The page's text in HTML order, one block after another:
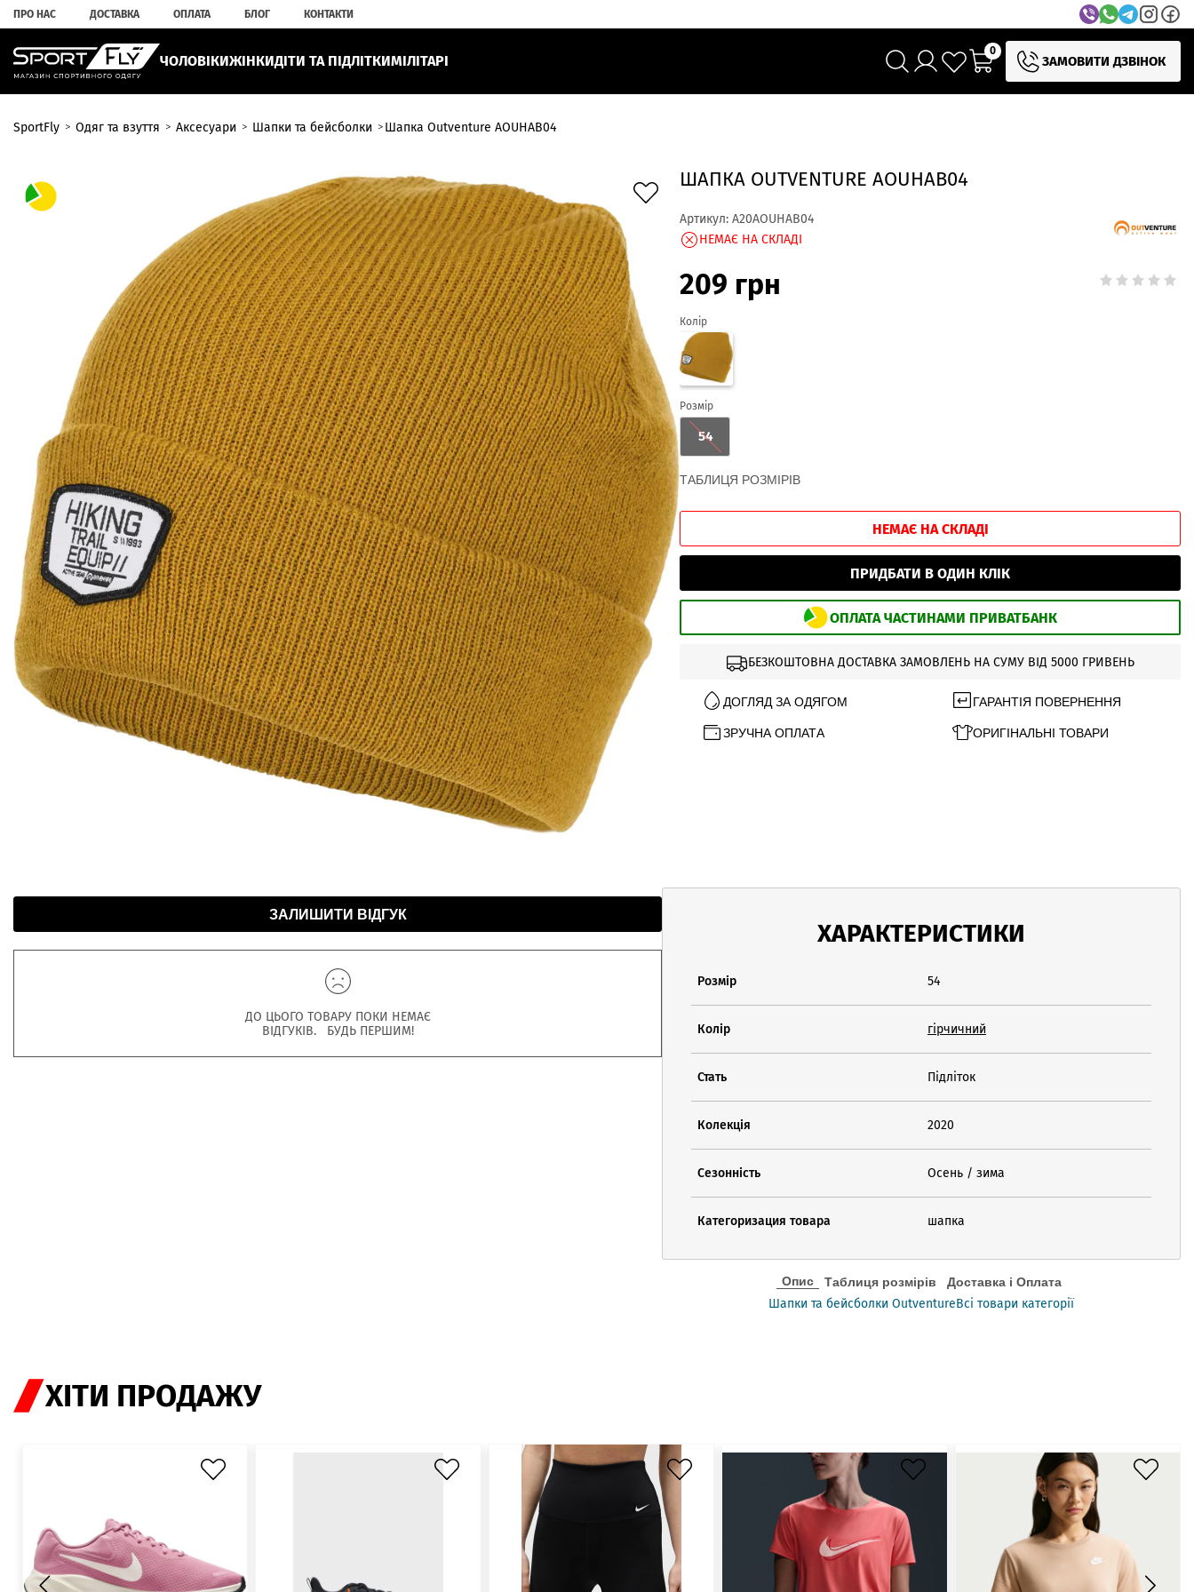
ПРО НАС ДОСТАВКА ОПЛАТА БЛОГ КОНТАКТИ
ЧОЛОВІКИЖІНКИДІТИ ТА ПІДЛІТКИМІЛІТАРІ
0
ЗАМОВИТИ ДЗВІНОК
SportFly Одяг та взуття Аксесуари Шапки та бейсболки Шапка Outventure AOUHAB04
ШАПКА OUTVENTURE AOUHAB04
Артикул: A20AOUHAB04
НЕМАЄ НА СКЛАДІ
209 грн
Колір
Розмір
54
ТАБЛИЦЯ РОЗМІРІВ
НЕМАЄ НА СКЛАДІ
ПРИДБАТИ В ОДИН КЛІК
ОПЛАТА ЧАСТИНАМИ ПРИВАТБАНК
БЕЗКОШТОВНА ДОСТАВКА ЗАМОВЛЕНЬ НА СУМУ ВІД 5000 ГРИВЕНЬ
ДОГЛЯД ЗА ОДЯГОМ ГАРАНТІЯ ПОВЕРНЕННЯ
ЗРУЧНА ОПЛАТА ОРИГІНАЛЬНІ ТОВАРИ
ЗАЛИШИТИ ВІДГУК
ДО ЦЬОГО ТОВАРУ ПОКИ НЕМАЄ
ВІДГУКІВ. БУДЬ ПЕРШИМ!
ХАРАКТЕРИСТИКИ
Розмір 54
Колір гірчичний
Стать Підліток
Колекція 2020
Сезонність Осень / зима
Категоризация товара шапка
Опис Таблиця розмірів Доставка і Оплата
Шапки та бейсболки OutventureВсі товари категорії
ХІТИ ПРОДАЖУ